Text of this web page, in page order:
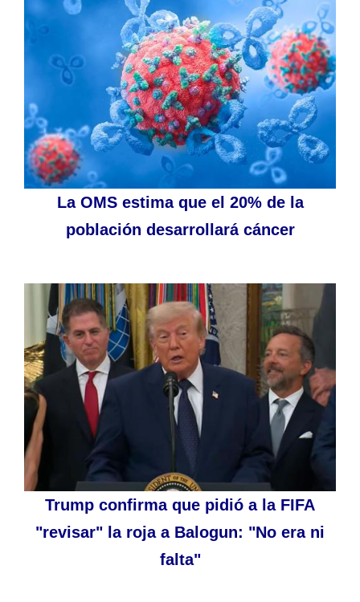
La OMS estima que el 20% de la
población desarrollará cáncer
Trump confirma que pidió a la FIFA
"revisar" la roja a Balogun: "No era ni
falta"